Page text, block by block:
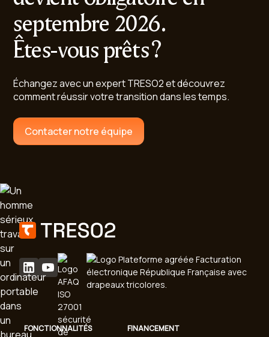
septembre 2026.
Êtes-vous prêts ?
Échangez avec un expert TRESO2 et découvrez
comment réussir votre transition dans les temps.
Contacter notre équipe
FONCTIONNALITÉS
FINANCEMENT